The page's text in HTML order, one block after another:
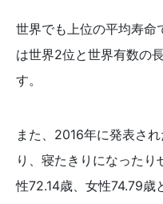
世界でも上位の平均寿命
は世界2位と世界有数の
す。
また、2016年に発表され
り、寝たきりになった
性72.14歳、女性74.79歳